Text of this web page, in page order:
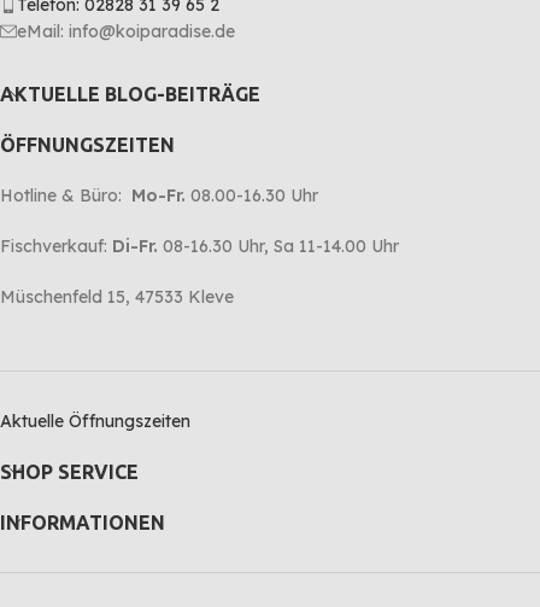
Telefon: 02828 31 39 65 2
eMail: info@koiparadise.de
AKTUELLE BLOG-BEITRÄGE
ÖFFNUNGSZEITEN
Hotline & Büro: Mo-Fr. 08.00-16.30 Uhr
Fischverkauf: Di-Fr. 08-16.30 Uhr, Sa 11-14.00 Uhr
Müschenfeld 15, 47533 Kleve
Aktuelle Öffnungszeiten
SHOP SERVICE
INFORMATIONEN